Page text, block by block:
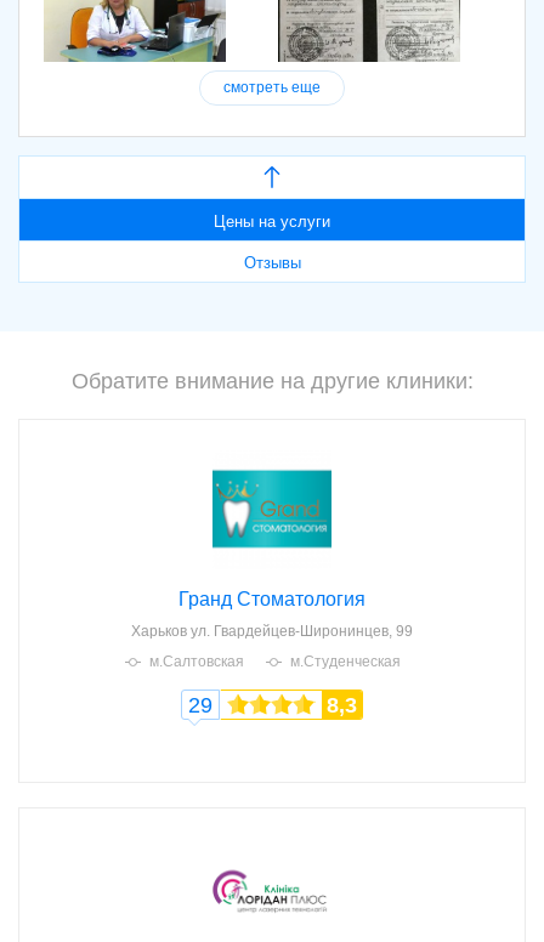
смотреть еще
Цены на услуги
Отзывы
Обратите внимание на другие клиники:
Гранд Стоматология
Харьков ул. Гвардейцев-Широнинцев, 99
м.Салтовская
м.Студенческая
29 8,3